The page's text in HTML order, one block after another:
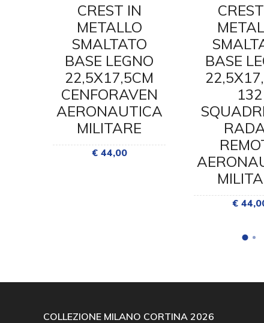
CREST IN
METALLO
SMALTATO
BASE LEGNO
22,5X17,5CM
CENFORAVEN
AERONAUTICA
MILITARE
€ 44,00
BASE
132
€
COLLEZIONE MILANO CORTINA 2026